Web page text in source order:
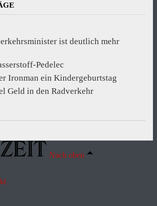
ist deutlich mehr
Pedelec
Ironman ein Kindergeburtstag
Geld in den Radverkehr
Nach oben